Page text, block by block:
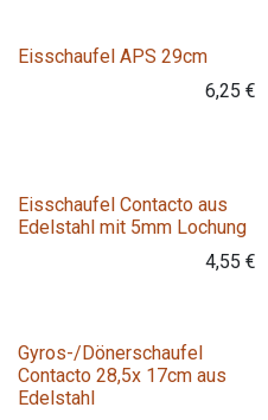
Eisschaufel APS 29cm
6,25 €
Eisschaufel Contacto aus
Edelstahl mit 5mm Lochung
4,55 €
Gyros-/Dönerschaufel
Contacto 28,5x 17cm aus
Edelstahl